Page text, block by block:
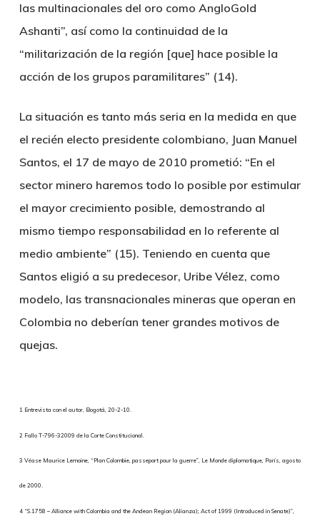
las multinacionales del oro como AngloGold
Ashanti”, así como la continuidad de la
“militarización de la región [que] hace posible la
acción de los grupos paramilitares” (14).
La situación es tanto más seria en la medida en que
el recién electo presidente colombiano, Juan Manuel
Santos, el 17 de mayo de 2010 prometió: “En el
sector minero haremos todo lo posible por estimular
el mayor crecimiento posible, demostrando al
mismo tiempo responsabilidad en lo referente al
medio ambiente” (15). Teniendo en cuenta que
Santos eligió a su predecesor, Uribe Vélez, como
modelo, las transnacionales mineras que operan en
Colombia no deberían tener grandes motivos de
quejas.
1 Entrevista con el autor, Bogotá, 20-2-10.
2 Fallo T-796-32009 de la Corte Constitucional.
3 Véase Maurice Lemoine, “Plan Colombie, passeport pour la guerre”, Le Monde diplomatique, París, agosto
de 2000.
4 “S.1758 – Alliance with Colombia and the Andean Region (Alianza); Act of 1999 (Introduced in Senate)”,